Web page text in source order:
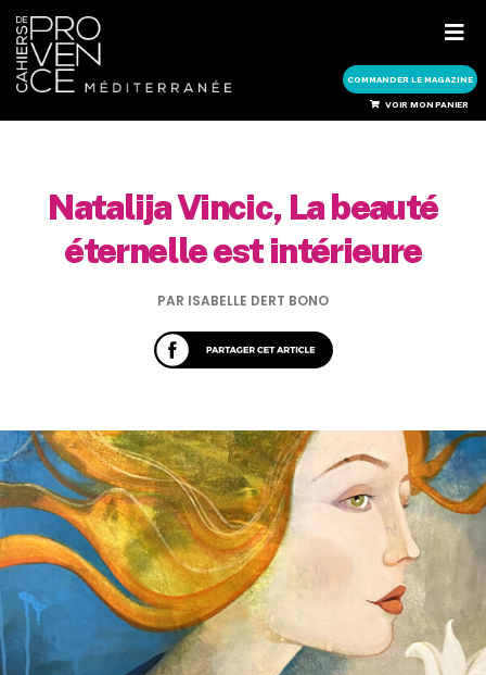
COMMANDER LE MAGAZINE
VOIR MON PANIER
Natalija Vincic, La beauté
éternelle est intérieure
PAR ISABELLE DERT BONO